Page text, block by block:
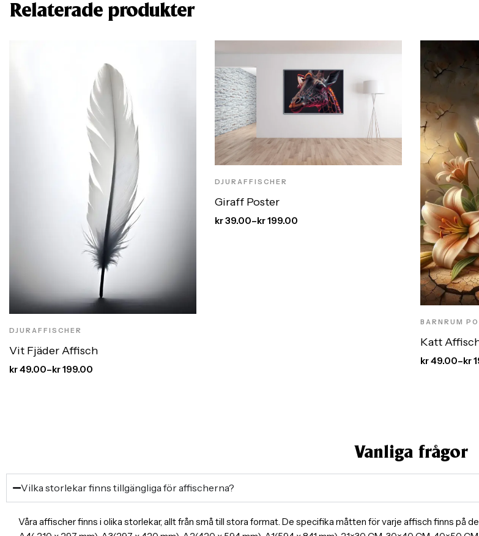
Relaterade produkter
DJURAFFISCHER
Vit Fjäder Affisch
kr49.00–kr199.00
DJURAFFISCHER
Giraff Poster
kr39.00–kr199.00
BARNRUM
Katt
kr49.00–kr
Vanliga frågor
Vilka storlekar finns tillgängliga för affischerna?
Våra affischer finns i olika storlekar, allt från små till stora format. De specifika måtten för varje affisch finns på